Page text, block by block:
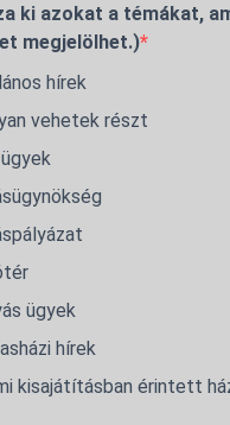
ki azokat a témákat,
megjelölhet.)
hírek
vehetek részt
ügyek
hírek
kisajátításban érintett